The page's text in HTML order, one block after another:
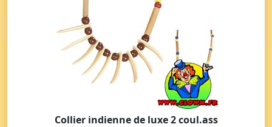
Collier indienne de luxe 2 coul.ass